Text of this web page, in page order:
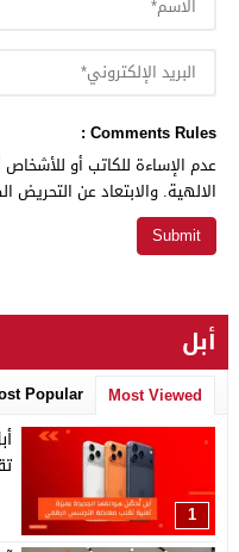
Comments Rules :
عدم الإساءة للكاتب أو
الالهية. والابتعاد عن
أبل
Most Viewed
Popular
1